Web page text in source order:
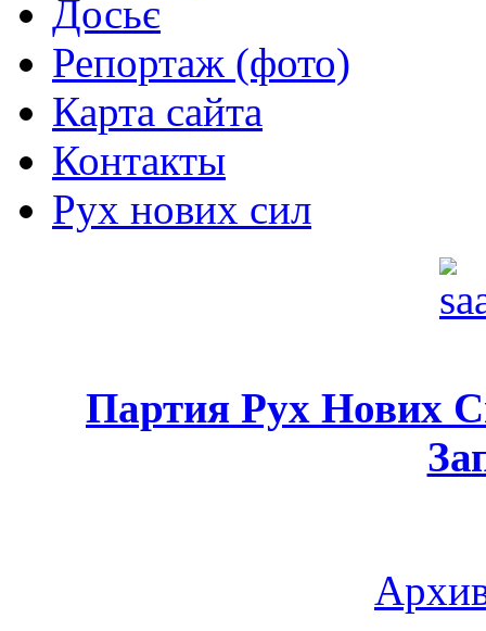
Досьє
Репортаж (фото)
Карта сайта
Контакты
Рух нових сил
Партия Рух Нових